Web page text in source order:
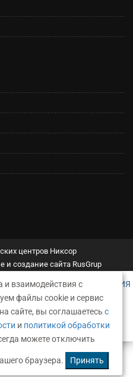
и взаимодействия с
файлы cookie и сервис
сайте, вы соглашаетесь с
и политикой обработки
можете отключить
браузера. Принять
центров Никсор
и создание сайта RusGrup
НЕОБХОДИМА КОНСУЛЬТАЦИЯ
И НИ ПРИ КАКИХ УСЛОВИЯХ НЕ ЯВЛЯЕТСЯ ПУБЛИЧНОЙ
КОДЕКСА РФ. ЧТОБЫ ПОЛУЧИТЬ ПОДРОБНУЮ
ПОЖАЛУЙСТА, К АДМИНИСТРАТОРАМ КЛИНИК.